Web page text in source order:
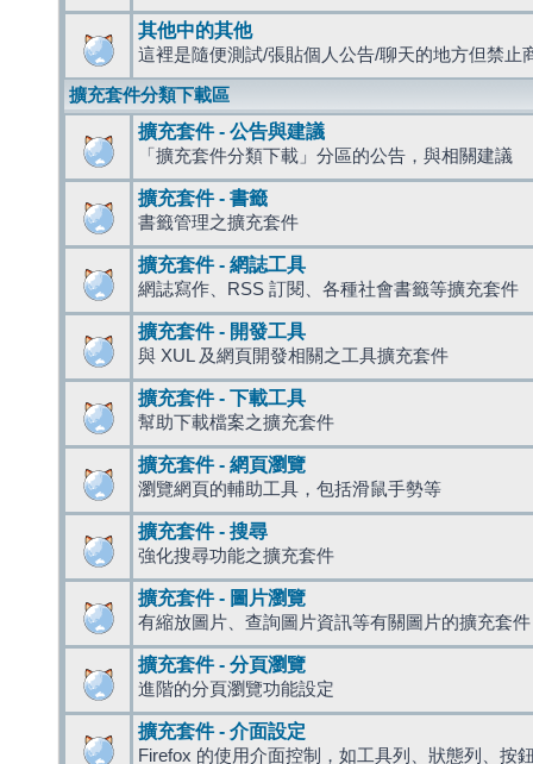
其他中的其他
這裡是隨便測試/張貼個人公告/聊天的地方但禁止
擴充套件分類下載區
擴充套件 - 公告與建議
「擴充套件分類下載」分區的公告，與相關建議
擴充套件 - 書籤
書籤管理之擴充套件
擴充套件 - 網誌工具
網誌寫作、RSS 訂閱、各種社會書籤等擴充套件
擴充套件 - 開發工具
與 XUL 及網頁開發相關之工具擴充套件
擴充套件 - 下載工具
幫助下載檔案之擴充套件
擴充套件 - 網頁瀏覽
瀏覽網頁的輔助工具，包括滑鼠手勢等
擴充套件 - 搜尋
強化搜尋功能之擴充套件
擴充套件 - 圖片瀏覽
有縮放圖片、查詢圖片資訊等有關圖片的擴充套件
擴充套件 - 分頁瀏覽
進階的分頁瀏覽功能設定
擴充套件 - 介面設定
Firefox 的使用介面控制，如工具列、狀態列、按